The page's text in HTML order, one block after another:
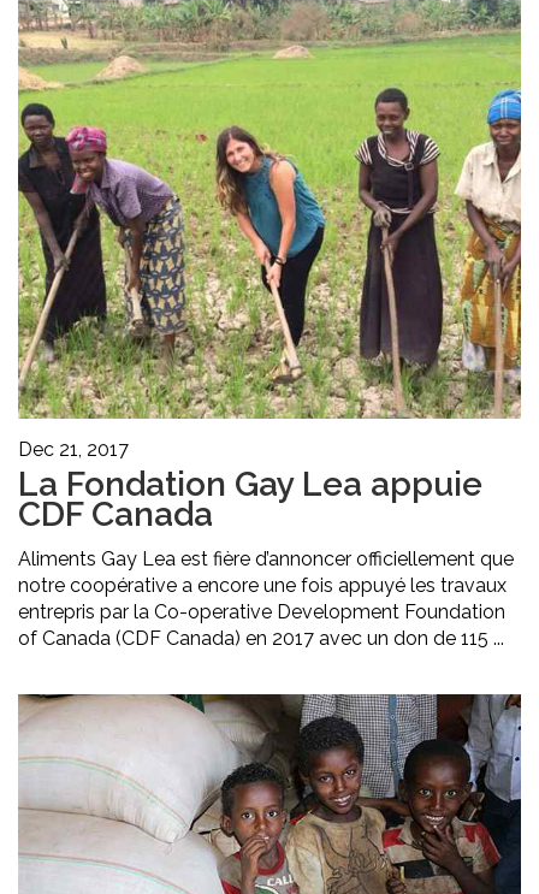
Dec 21, 2017
La Fondation Gay Lea appuie
CDF Canada
Aliments Gay Lea est fière d’annoncer officiellement que
notre coopérative a encore une fois appuyé les travaux
entrepris par la Co-operative Development Foundation
of Canada (CDF Canada) en 2017 avec un don de 115 ...